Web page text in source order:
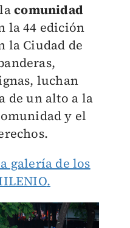
lacomunidad
la 44 edición
la Ciudad de
luchan
de un alto a la
y el
galería de los
.